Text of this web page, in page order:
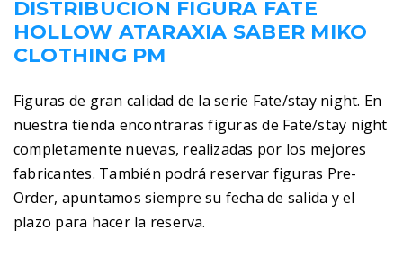
DISTRIBUCIÓN FIGURA FATE
HOLLOW ATARAXIA SABER MIKO
CLOTHING PM
Figuras de gran calidad de la serie Fate/stay night. En
nuestra tienda encontraras figuras de Fate/stay night
completamente nuevas, realizadas por los mejores
fabricantes. También podrá reservar figuras Pre-
Order, apuntamos siempre su fecha de salida y el
plazo para hacer la reserva.